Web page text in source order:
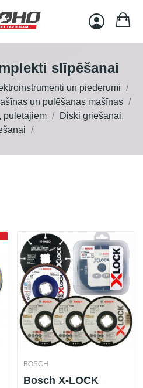
slīpēšanai
un piederumi
un pulēšanas mašīnas
pulētājiem
Diski griešanai,
BOSCH
Bosch X-LOCK